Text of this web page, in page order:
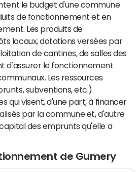
le budget d'une commune
de fonctionnement et en
Les produits de
locaux, dotations versées par
de cantines, de salles des
d'assurer le fonctionnement
Les ressources
subventions, etc.)
qui visent, d'une part, à financer
par la commune et, d'autre
des emprunts qu'elle a
de Gumery